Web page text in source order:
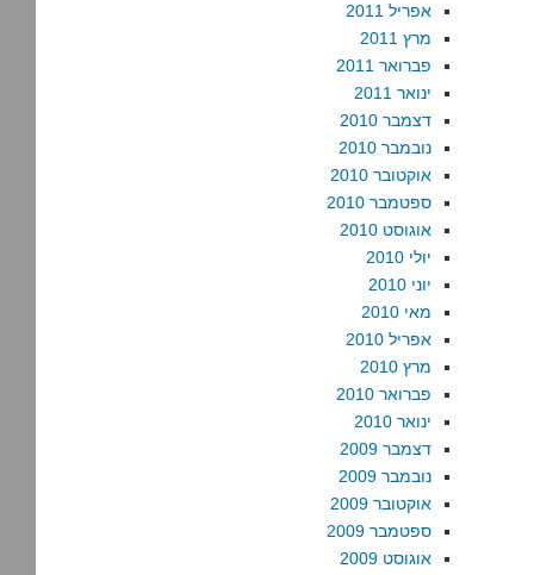
אפריל 2011
מרץ 2011
פברואר 2011
ינואר 2011
דצמבר 2010
נובמבר 2010
אוקטובר 2010
ספטמבר 2010
אוגוסט 2010
יולי 2010
יוני 2010
מאי 2010
אפריל 2010
מרץ 2010
פברואר 2010
ינואר 2010
דצמבר 2009
נובמבר 2009
אוקטובר 2009
ספטמבר 2009
אוגוסט 2009